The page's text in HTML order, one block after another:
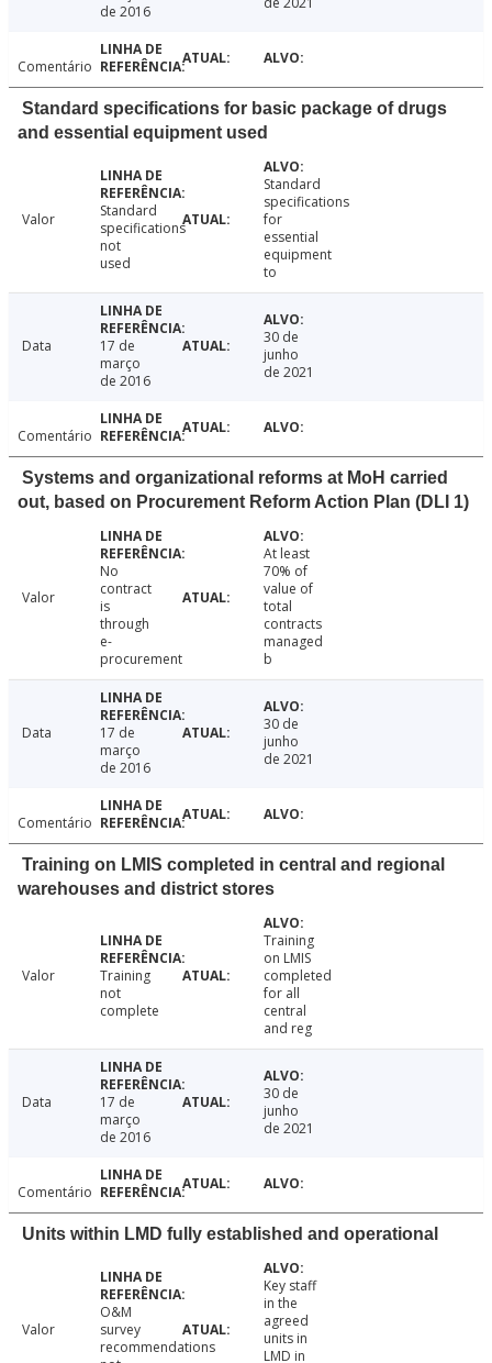
de 2016
Comentário
Standard specifications for basic package of drugs
and essential equipment used
Valor
Standard
specifications
not
used
Standard
specifications
for
essential
equipment
to
Data
17 de
março
de 2016
30 de
junho
de 2021
Comentário
Systems and organizational reforms at MoH carried
out, based on Procurement Reform Action Plan (DLI 1)
Valor
No
contract
is
through
e-
procurement
At least
70% of
value of
total
contracts
managed
b
Data
17 de
março
de 2016
30 de
junho
de 2021
Comentário
Training on LMIS completed in central and regional
warehouses and district stores
Valor
Training
not
complete
Training
on LMIS
completed
for all
central
and reg
Data
17 de
março
de 2016
30 de
junho
de 2021
Comentário
Units within LMD fully established and operational
Valor
O&M
survey
recommendations
Key staff
in the
agreed
units in
LMD in